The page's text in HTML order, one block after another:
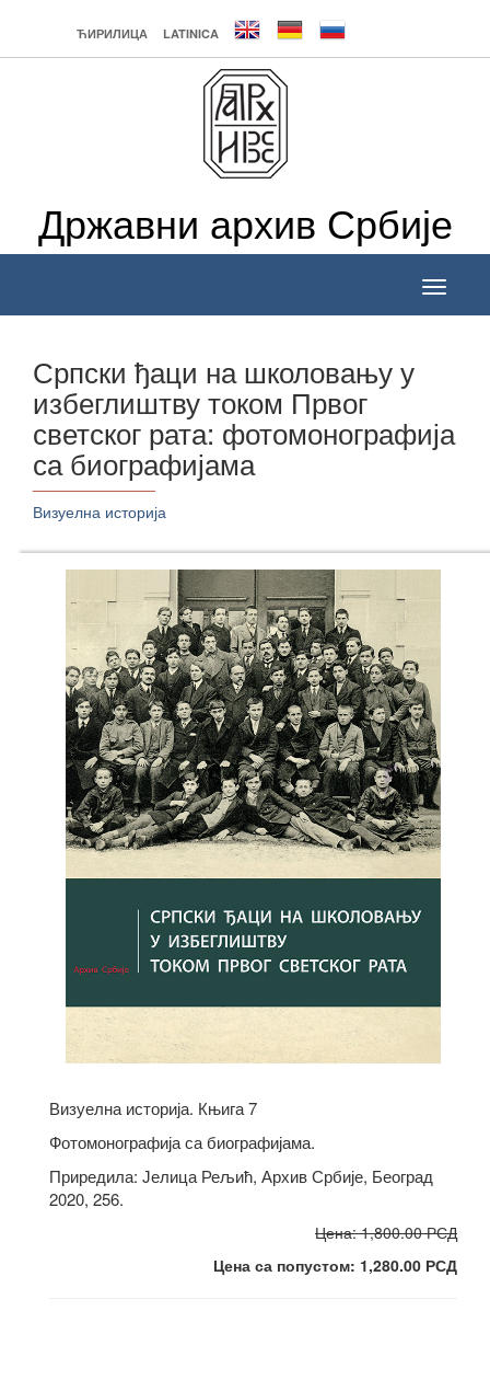
ЋИРИЛИЦА LATINICA
Државни архив Србије
Toggle
Српски ђаци на школовању у
избеглиштву током Првог
светског рата: фотомонографија
са биографијама
______________
Визуелна историја
Визуелна историја. Књига 7
Фотомонографија са биографијама.
Приредила: Јелица Рељић, Архив Србије, Београд
2020, 256.
Цена: 1,800.00 РСД
Цена са попустом: 1,280.00 РСД